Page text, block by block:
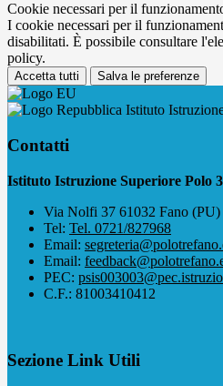
Cookie necessari per il
I cookie necessari per il
disabilitati. È possibile consultare
policy.
Accetta tutti Salva le preferenze
Istituto
Contatti
Istituto Istruzione Superiore Polo
Via Nolfi 37 61032 Fano (PU)
Tel: Tel. 0721/827968
Email:
Email:
PEC:
C.F.: 81003410412
Sezione Link Utili